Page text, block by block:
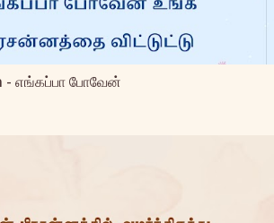
- எங்கப்பா போவேன்